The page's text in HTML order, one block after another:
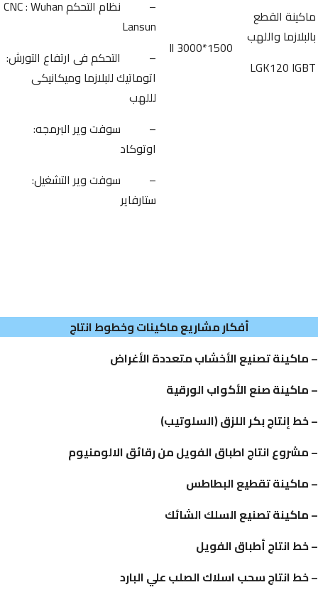
ماكينة القطع
بالبلازما واللهب
LGK120 IGBT
1500*3000 ll
– نظام التحكم CNC : Wuhan
Lansun
– التحكم فى ارتفاع التورش:
اتوماتيك للبلازما وميكانيكى
لللهب
– سوفت وير البرمجه:
اوتوكاد
– سوفت وير التشغيل:
ستارفاير
أفكار مشاريع ماكينات وخطوط انتاج
– ماكينة تصنيع الأخشاب متعددة الأغراض
– ماكينة صنع الأكواب الورقية
– خط إنتاج بكر اللزق (السلوتيب)
– مشروع انتاج اطباق الفويل من رقائق الالومنيوم
– ماكينة تقطيع البطاطس
– ماكينة تصنيع السلك الشائك
– خط انتاج أطباق الفويل
– خط انتاج سحب اسلاك الصلب علي البارد